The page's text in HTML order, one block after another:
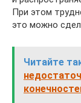
При этом
это можно
Читайте